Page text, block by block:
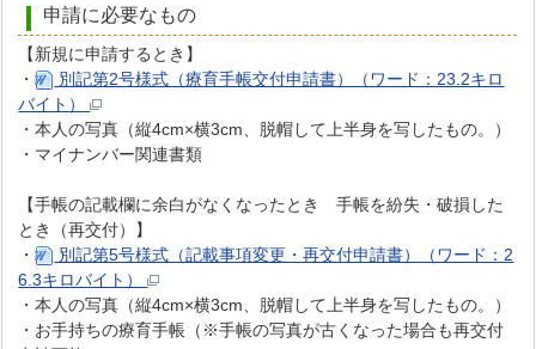
申請に必要なもの
【新規に申請するとき】
・
別記第2号様式（療育手帳交付申請書）（ワード：23.2キロ
バイト）
・本人の写真（縦4cm×横3cm、脱帽して上半身を写したもの。）
・マイナンバー関連書類
【手帳の記載欄に余白がなくなったとき 手帳を紛失・破損した
とき（再交付）】
・
別記第5号様式（記載事項変更・再交付申請書）（ワード：2
6.3キロバイト）
・本人の写真（縦4cm×横3cm、脱帽して上半身を写したもの。）
・お手持ちの療育手帳（※手帳の写真が古くなった場合も再交付